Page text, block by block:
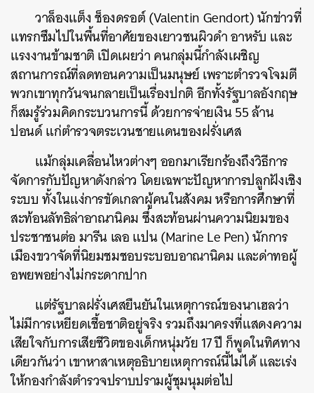
วาล็องแต็ง ช็องดรอต์ (Valentin Gendort) นักข่าวที่
แทรกซึมไปในพื้นที่อาศัยของเยาวชนผิวดำ อาหรับ และ
แรงงานข้ามชาติ เปิดเผยว่า คนกลุ่มนี้กำลังเผชิญ
สถานการณ์ที่ลดทอนความเป็นมนุษย์ เพราะตำรวจโจมตี
พวกเขาทุกวันจนกลายเป็นเรื่องปกติ อีกทั้งรัฐบาลอังกฤษ
ก็สมรู้ร่วมคิดกระบวนการนี้ ด้วยการจ่ายเงิน 55 ล้าน
ปอนด์ แก่ตำรวจตระเวนชายแดนของฝรั่งเศส
แม้กลุ่มเคลื่อนไหวต่างๆ ออกมาเรียกร้องถึงวิธีการ
จัดการกับปัญหาดังกล่าว โดยเฉพาะปัญหาการปลูกฝังเชิง
ระบบ ทั้งในแง่การขัดเกลาผู้คนในสังคม หรือการศึกษาที่
สะท้อนลัทธิล่าอาณานิคม ซึ่งสะท้อนผ่านความนิยมของ
ประชาชนต่อ มารีน เลอ แปน (Marine Le Pen) นักการ
เมืองขวาจัดที่นิยมชมชอบระบอบอาณานิคม และด่าทอผู้
อพยพอย่างไม่กระดากปาก
แต่รัฐบาลฝรั่งเศสยืนยันในเหตุการณ์ของนาเฮลว่า
ไม่มีการเหยียดเชื้อชาติอยู่จริง รวมถึงมาครงที่แสดงความ
เสียใจกับการเสียชีวิตของเด็กหนุ่มวัย 17 ปี ก็พูดในทิศทาง
เดียวกันว่า เขาหาสาเหตุอธิบายเหตุการณ์นี้ไม่ได้ และเร่ง
ให้กองกำลังตำรวจปราบปรามผู้ชุมนุมต่อไป